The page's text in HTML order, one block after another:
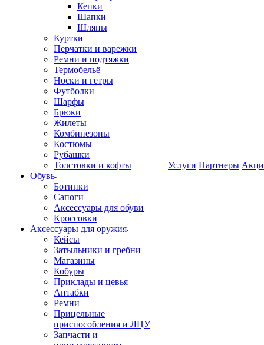
Кепки
Шапки
Шляпы
Куртки
Перчатки и варежки
Ремни и подтяжки
Термобельё
Носки и гетры
Футболки
Шарфы
Брюки
Жилеты
Комбинезоны
Костюмы
Рубашки
Толстовки и кофты
Обувь
Ботинки
Сапоги
Аксессуары для обуви
Кроссовки
Аксессуары для оружия
Кейсы
Затыльники и гребни
Магазины
Кобуры
Приклады и цевья
Антабки
Ремни
Прицельные
приспособления и ЛЦУ
Запчасти и
Услуги Партнеры